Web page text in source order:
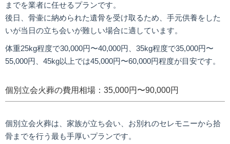
までを業者に任せるプランです。
後日、骨壷に納められた遺骨を受け取るため、手元供養をした
いが当日の立ち会いが難しい場合に適しています。
体重25kg程度で30,000円〜40,000円、35kg程度で35,000円〜
55,000円、45kg以上では45,000円〜60,000円程度が目安です。
個別立会火葬の費用相場：35,000円〜90,000円
個別立会火葬は、家族が立ち会い、お別れのセレモニーから拾
骨までを行う最も手厚いプランです。